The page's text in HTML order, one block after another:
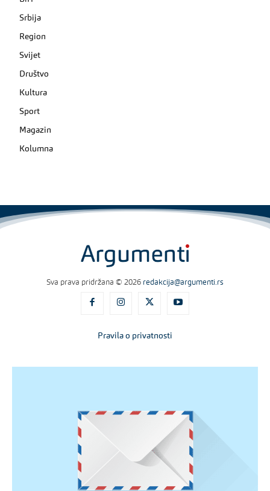
Srbija
Region
Svijet
Društvo
Kultura
Sport
Magazin
Kolumna
Sva prava pridržana © 2026 redakcija@argumenti.rs
Pravila o privatnosti